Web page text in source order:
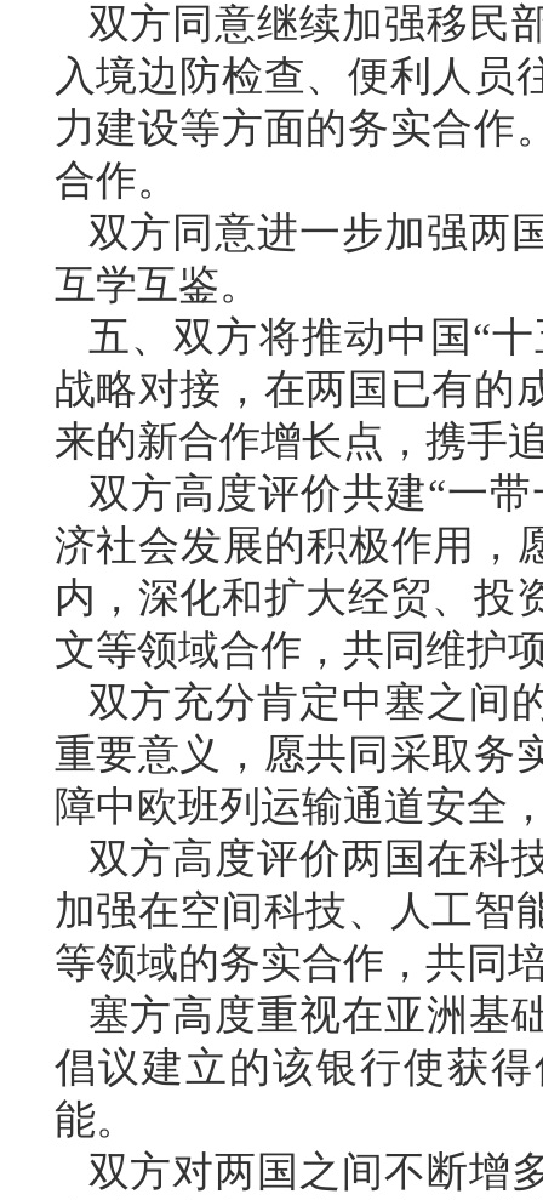
双方同意继续加强移民
入境边防检查、便利人员
力建设等方面的务实合作
合作。
双方同意进一步加强两
互学互鉴。
五、双方将推动中国“
战略对接，在两国已有的
来的新合作增长点，携手
双方高度评价共建“一
济社会发展的积极作用，
内，深化和扩大经贸、投
文等领域合作，共同维护
双方充分肯定中塞之间
重要意义，愿共同采取务
障中欧班列运输通道安全
双方高度评价两国在科
加强在空间科技、人工智
等领域的务实合作，共同
塞方高度重视在亚洲基
倡议建立的该银行使获
能。
双方对两国之间不断增